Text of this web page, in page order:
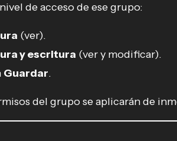
de acceso de ese grupo:
(ver).
y escritura (ver y modificar).
Guardar.
del grupo se aplicarán de